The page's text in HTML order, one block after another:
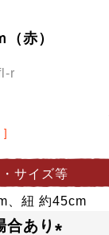
赤）
r
]
サイズ等
、紐 約45cm
合あり